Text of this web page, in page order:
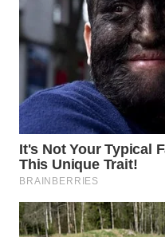
TEBING
TINGGI
WN
PAKPAK
WN
KARAWANG
WN